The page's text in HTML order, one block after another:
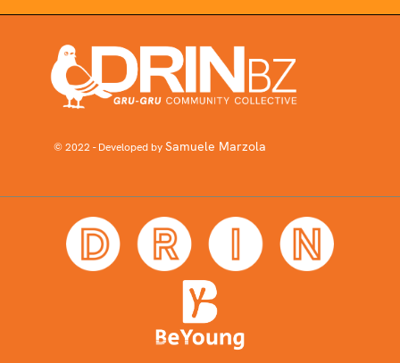
© 2022 - Developed bySamuele Marzola